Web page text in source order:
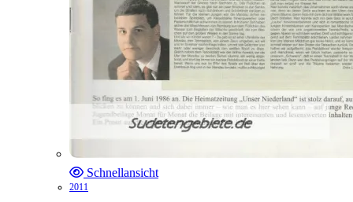
Schnellansicht
2011